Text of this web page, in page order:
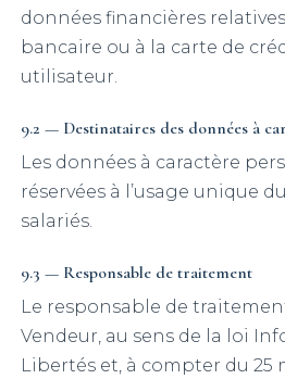
données financières
bancaire ou à la carte de
utilisateur.
9.2 — Destinataires des données à
Les données à caractère
réservées à l’usage unique
salariés.
9.3 — Responsable de traitement
Le responsable de
Vendeur, au sens de la loi
Libertés et, à compter du 25